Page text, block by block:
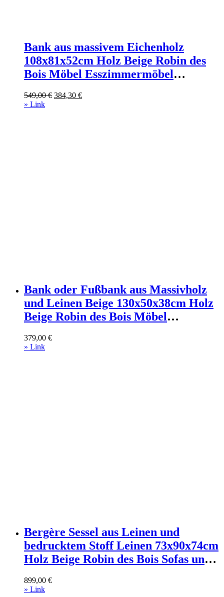
Bank aus massivem Eichenholz
108x81x52cm Holz Beige Robin des
Bois Möbel Esszimmermöbel
549,00€ Ursprünglicher
384,30 €Aktueller
» Link
Bank oder Fußbank aus Massivholz
und Leinen Beige 130x50x38cm Holz
Beige Robin des Bois Möbel
Holzbank
379,00 €
» Link
Bergère Sessel aus Leinen und
bedrucktem Stoff Leinen 73x90x74cm
Holz Beige Robin des Bois Sofas und
Sessel
899,00 €
» Link